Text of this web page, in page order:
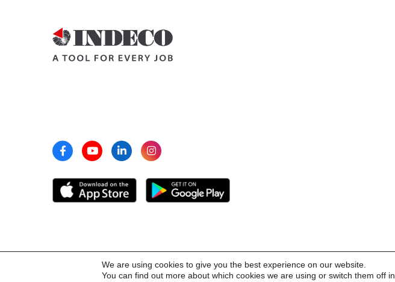
We are using cookies to give you the best experience on our website.
You can find out more about which cookies we are using or switch them off in